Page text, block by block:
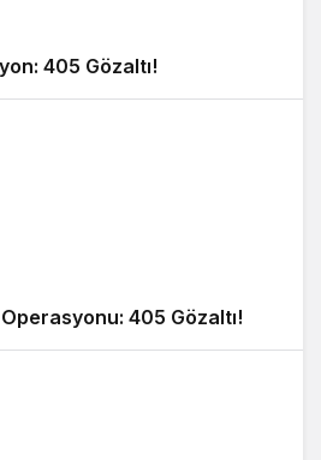
405 Gözaltı!
405 Gözaltı!